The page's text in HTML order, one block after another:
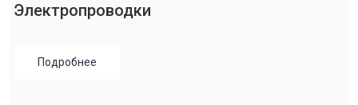
Электропроводки
Подробнее